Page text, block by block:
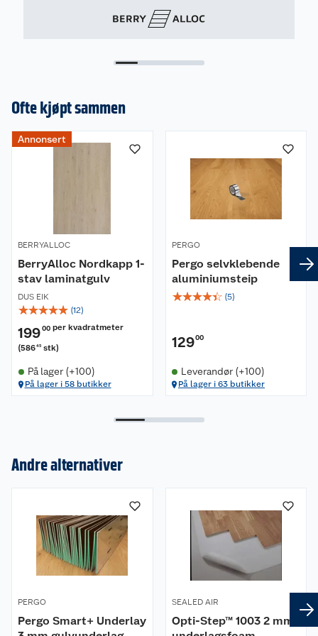
Ofte kjøpt sammen
Annonsert
BERRYALLOC
BerryAlloc Nordkapp 1-
stav laminatgulv
DUS EIK
☆☆☆☆☆ (12)
19900 per kvadratmeter
(58645 stk)
På lager (+100)
På lager i 58 butikker
PERGO
Pergo selvklebende
aluminiumsteip
☆☆☆☆☆ (5)
12900
Leverandør (+100)
På lager i 63 butikker
Andre alternativer
PERGO
Pergo Smart+ Underlay
SEALED AIR
Opti-Step™ 1003 2 mm
Kundeservice
Butikker
Kontakt oss
Reklamasjon
Om oss
Nyheter
Våre merkevarer
Våre kjeder
Personvern
Lavprisløfte
Oppussing med utemaling